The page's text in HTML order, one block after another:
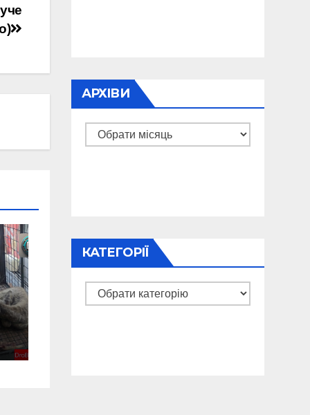
АРХІВИ
Архіви
КАТЕГОРІЇ
Категорії